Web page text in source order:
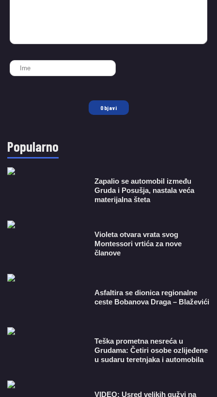
Objavi
Popularno
Zapalio se automobil između
Gruda i Posušja, nastala veća
materijalna šteta
Violeta otvara vrata svog
Montessori vrtića za nove
članove
Asfaltira se dionica regionalne
ceste Bobanova Draga – Blaževići
Teška prometna nesreća u
Grudama: Četiri osobe ozlijeđene
u sudaru teretnjaka i automobila
VIDEO: Usred velikih gužvi na